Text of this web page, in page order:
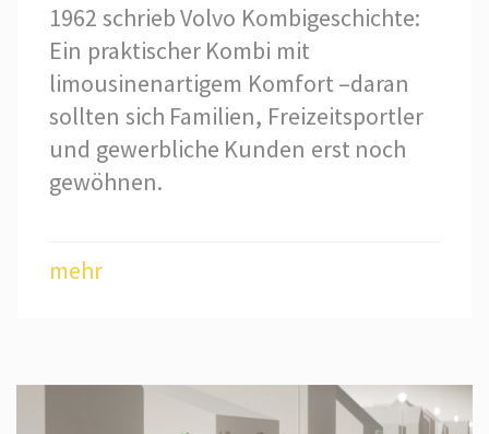
1962 schrieb Volvo Kombigeschichte:
Ein praktischer Kombi mit
limousinenartigem Komfort –daran
sollten sich Familien, Freizeitsportler
und gewerbliche Kunden erst noch
gewöhnen.
mehr